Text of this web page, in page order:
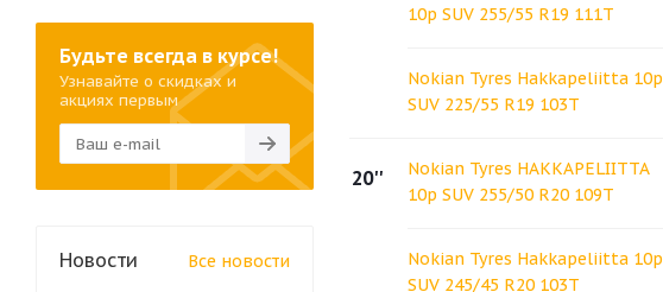
10p SUV 255/55 R19 111T
Nokian Tyres Hakkapeliitta 10p
SUV 225/55 R19 103T
20''
Nokian Tyres HAKKAPELIITTA
10p SUV 255/50 R20 109T
Nokian Tyres Hakkapeliitta 10p
SUV 245/45 R20 103T
Будьте всегда в курсе!
Узнавайте о скидках и
акциях первым
Новости Все новости